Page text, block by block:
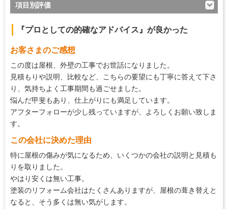
項目別評価
説明の分かりやすさ 5
施工の段取り・管理
作業中の配慮 5
仕上がり
価格の納得感
『プロとしての的確なアドバイス』が良かった
お客さまのご感想
この度は屋根、外壁の工事でお世話になりました。
見積もりや説明、比較など、こちらの要望にも丁寧に答えて下さ
り、気持ちよく工事期間も過ごせました。
悩んだ甲斐もあり、仕上がりにも満足しています。
アフターフォローが少し残っていますが、よろしくお願い致しま
す。
この会社に決めた理由
特に屋根の傷みが気になるため、いくつかの会社の説明と見積も
りを取りました。
やはり安くは無い工事。
塗装のリフォーム会社はたくさんありますが、屋根の葺き替えと
なると、そう多くは無い気がします。